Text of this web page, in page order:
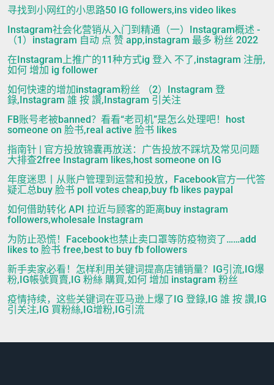
寻找到小网红的小思路50 IG followers,ins video likes
Instagram社会化营销从入门到精通（一）Instagram概述 -
（1）instagram 自动 点 赞 app,instagram 最多 粉丝 2022
在Instagram上推广的11种方式ig 登入 不了,instagram 注册,
如何 增加 ig follower
如何快速的增加instagram粉丝 （2）Instagram 登
錄,Instagram 誰 按 讚,Instagram 引关注
FB账号老被banned？看看“老司机”是怎么处理吧！host
someone on 脸书,real active 脸书 likes
指南针 | 官方投放锦囊再放送：广告投放不踩坑及常见问题
大排查2free Instagram likes,host someone on IG
年度迷思丨从账户管理到运营和投放，Facebook官方一代答
疑汇总buy 脸书 poll votes cheap,buy fb likes paypal
如何借助转化 API 拉近与顾客的距离buy instagram
followers,wholesale Instagram
为防止恐慌！Facebook也禁止卖口罩等防疫物资了……add
likes to 脸书 free,best to buy fb followers
新手卖家必看！怎样利用关键词提高店铺销量？IG引流,IG爆
粉,IG帳號買賣,IG 粉絲 購買,如何 增加 instagram 粉丝
疫情持续，这些关键词在亚马逊上爆了IG 登錄,IG 誰 按 讚,IG
引关注,IG 買粉絲,IG增粉,IG引流